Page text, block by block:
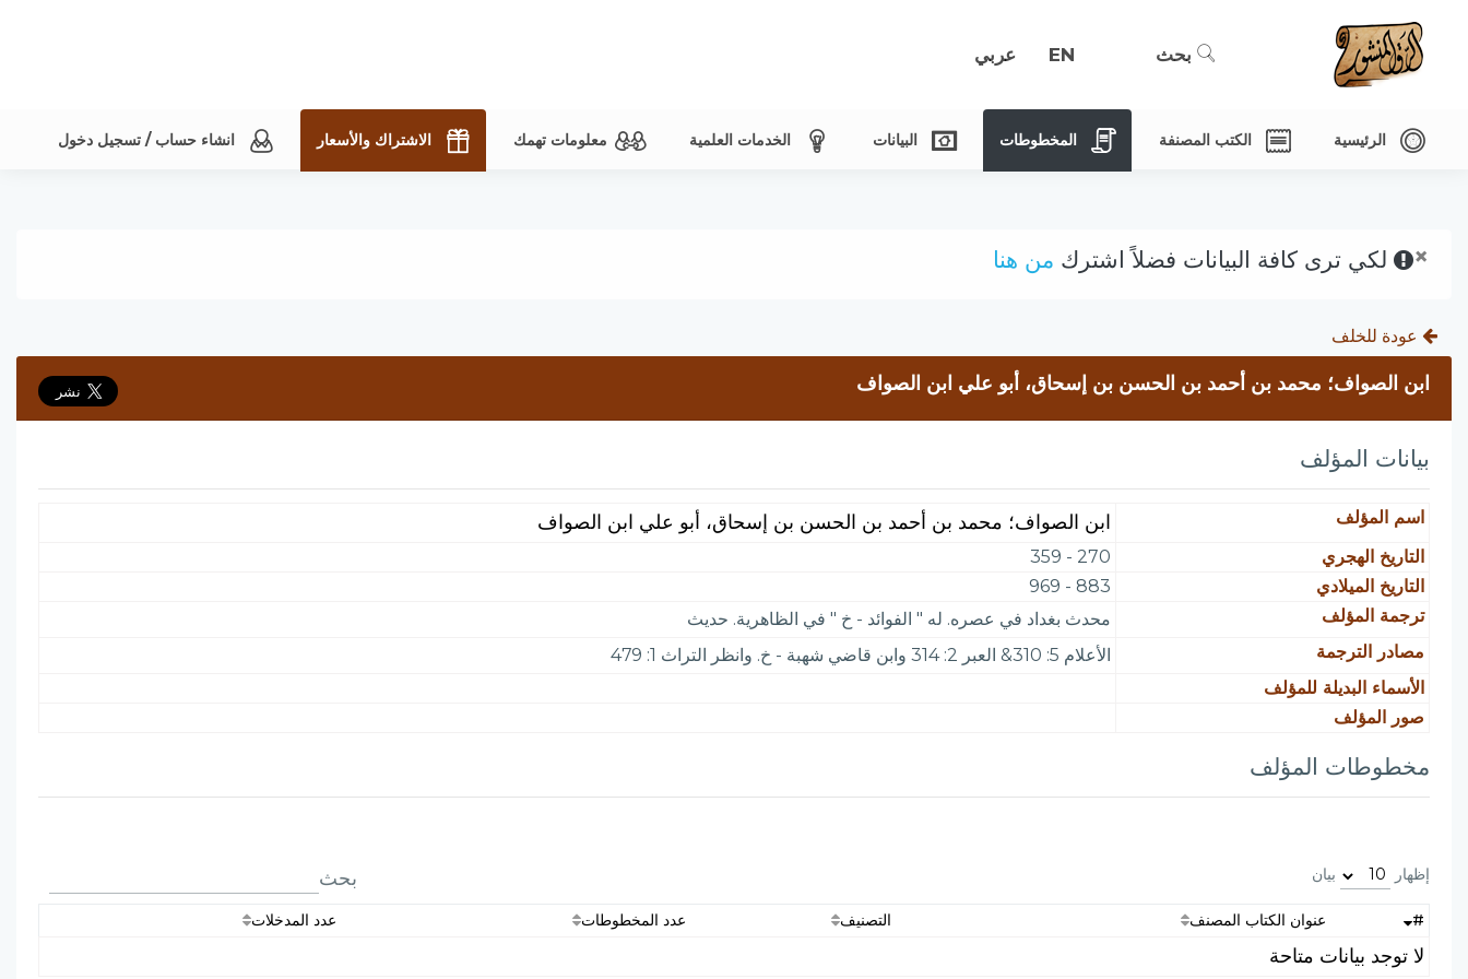
بحث EN عربي
الرئيسية الكتب المصنفة المخطوطات البيانات الخدمات العلمية معلومات تهمك الاشتراك والأسعار انشاء حساب / تسجيل دخول
× لكي ترى كافة البيانات فضلاً اشترك من هنا
عودة للخلف
ابن الصواف؛ محمد بن أحمد بن الحسن بن إسحاق، أبو علي ابن الصواف
بيانات المؤلف
اسم المؤلف ابن الصواف؛ محمد بن أحمد بن الحسن بن إسحاق، أبو علي ابن الصواف
التاريخ الهجري
270 - 359
التاريخ الميلادي
883 - 969
ترجمة المؤلف
محدث بغداد في عصره. له " الفوائد - خ " في الظاهرية. حديث
مصادر الترجمة
الأعلام 5: 310& العبر 2: 314 وابن قاضي شهبة - خ. وانظر التراث 1: 479
الأسماء البديلة للمؤلف
صور المؤلف
مخطوطات المؤلف
إظهار بيان بحث
# عنوان الكتاب المصنف التصنيف عدد المخطوطات عدد المدخلات
لا توجد بيانات متاحة